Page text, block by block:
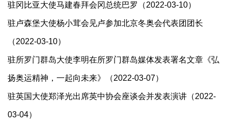
驻冈比亚大使马建春拜会冈总统巴罗（2022-03-10）
驻卢森堡大使杨小茸会见卢参加北京冬奥会代表团团长
（2022-03-10）
驻所罗门群岛大使李明在所罗门群岛媒体发表署名文章《弘
扬奥运精神，一起向未来》（2022-03-07）
驻英国大使郑泽光出席英中协会座谈会并发表演讲（2022-
03-04）